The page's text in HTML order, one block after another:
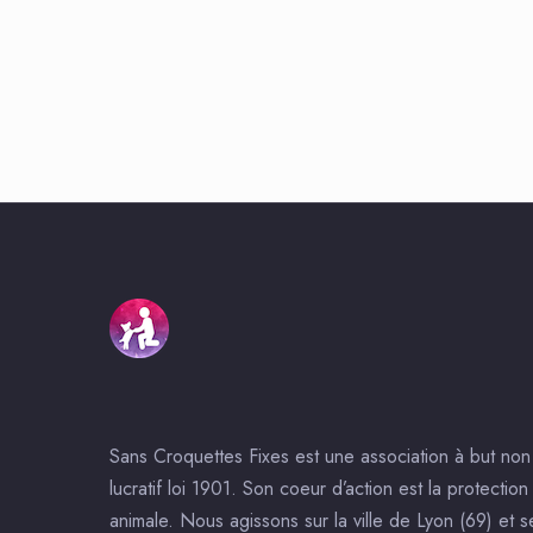
Sans Croquettes Fixes est une association à but non
lucratif loi 1901. Son coeur d’action est la protection
animale. Nous agissons sur la ville de Lyon (69) et